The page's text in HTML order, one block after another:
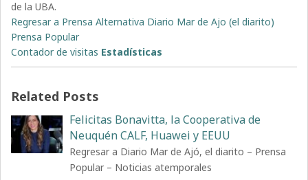
de la UBA.
Regresar a Prensa Alternativa Diario Mar de Ajo (el diarito)
Prensa Popular
Contador de visitas Estadísticas
Related Posts
Felicitas Bonavitta, la Cooperativa de
Neuquén CALF, Huawei y EEUU
Regresar a Diario Mar de Ajó, el diarito – Prensa
Popular – Noticias atemporales